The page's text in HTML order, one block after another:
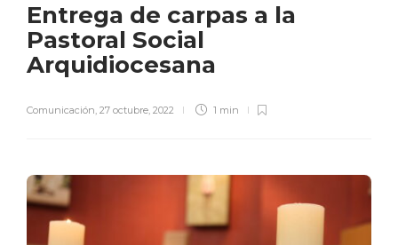
Entrega de carpas a la
Pastoral Social
Arquidiocesana
Comunicación, 27 octubre, 2022 1 min